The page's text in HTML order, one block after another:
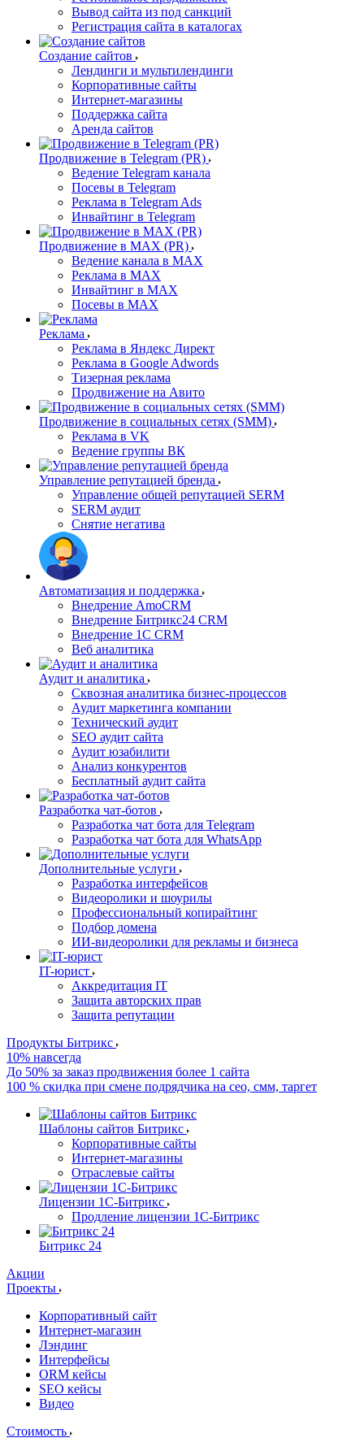
Вывод сайта из под санкций
Регистрация сайта в каталогах
Создание сайтов
Лендинги и мультилендинги
Корпоративные сайты
Интернет-магазины
Поддержка сайта
Аренда сайтов
Продвижение в Telegram (PR)
Ведение Telegram канала
Посевы в Telegram
Реклама в Telegram Ads
Инвайтинг в Telegram
Продвижение в MAX (PR)
Ведение канала в MAX
Реклама в MAX
Инвайтинг в MAX
Посевы в MAX
Реклама
Реклама в Яндекс Директ
Реклама в Google Adwords
Тизерная реклама
Продвижение на Авито
Продвижение в социальных сетях (SMM)
Реклама в VK
Ведение группы ВК
Управление репутацией бренда
Управление общей репутацией SERM
SERM аудит
Снятие негатива
Автоматизация и поддержка
Внедрение AmoCRM
Внедрение Битрикс24 CRM
Внедрение 1C CRM
Веб аналитика
Аудит и аналитика
Сквозная аналитика бизнес-процессов
Аудит маркетинга компании
Технический аудит
SEO аудит сайта
Аудит юзабилити
Анализ конкурентов
Бесплатный аудит сайта
Разработка чат-ботов
Разработка чат бота для Telegram
Разработка чат бота для WhatsApp
Дополнительные услуги
Разработка интерфейсов
Видеоролики и шоурилы
Профессиональный копирайтинг
Подбор домена
ИИ-видеоролики для рекламы и бизнеса
IT-юрист
Аккредитация IT
Защита авторских прав
Защита репутации
Продукты Битрикс
10% навсегда
До 50% за заказ продвижения более 1 сайта
100 % скидка при смене подрядчика на сео, смм, таргет
Шаблоны сайтов Битрикс
Корпоративные сайты
Интернет-магазины
Отраслевые сайты
Лицензии 1С-Битрикс
Продление лицензии 1С-Битрикс
Битрикс 24
Акции
Проекты
Корпоративный сайт
Интернет-магазин
Лэндинг
Интерфейсы
ORM кейсы
SEO кейсы
Видео
Стоимость